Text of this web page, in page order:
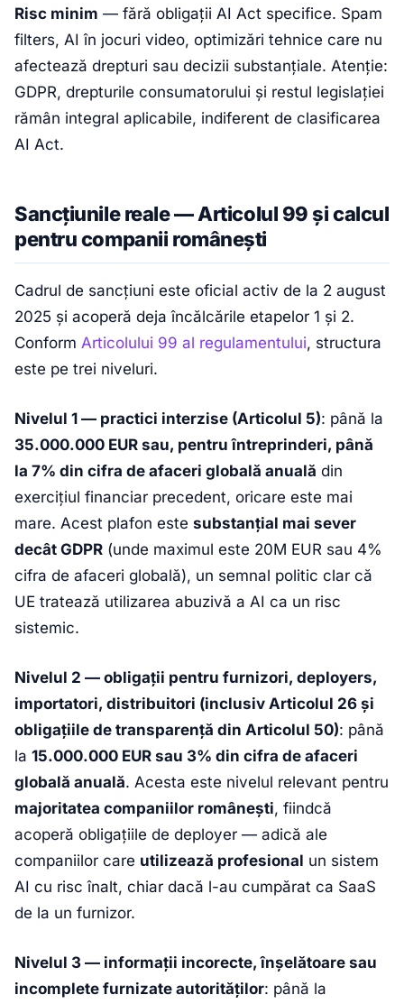
Risc minim — fără obligații AI Act specifice. Spam
filters, AI în jocuri video, optimizări tehnice care nu
afectează drepturi sau decizii substanțiale. Atenție:
GDPR, drepturile consumatorului și restul legislației
rămân integral aplicabile, indiferent de clasificarea
AI Act.
Sancțiunile reale — Articolul 99 și calcul
pentru companii românești
Cadrul de sancțiuni este oficial activ de la 2 august
2025 și acoperă deja încălcările etapelor 1 și 2.
Conform Articolului 99 al regulamentului, structura
este pe trei niveluri.
Nivelul 1 — practici interzise (Articolul 5): până la
35.000.000 EUR sau, pentru întreprinderi, până
la 7% din cifra de afaceri globală anuală din
exercițiul financiar precedent, oricare este mai
mare. Acest plafon este substanțial mai sever
decât GDPR (unde maximul este 20M EUR sau 4%
cifra de afaceri globală), un semnal politic clar că
UE tratează utilizarea abuzivă a AI ca un risc
sistemic.
Nivelul 2 — obligații pentru furnizori, deployers,
importatori, distribuitori (inclusiv Articolul 26 și
obligațiile de transparență din Articolul 50): până
la 15.000.000 EUR sau 3% din cifra de afaceri
globală anuală. Acesta este nivelul relevant pentru
majoritatea companiilor românești, fiindcă
acoperă obligațiile de deployer — adică ale
companiilor care utilizează profesional un sistem
AI cu risc înalt, chiar dacă l-au cumpărat ca SaaS
de la un furnizor.
Nivelul 3 — informații incorecte, înșelătoare sau
incomplete furnizate autorităților: până la